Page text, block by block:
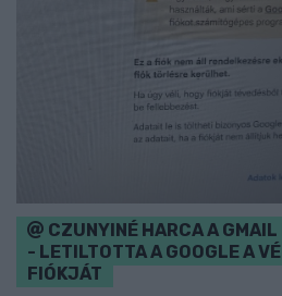
CZUNYINÉ HARCA A GMAIL
- LETILTOTTA A GOOGLE A
FIÓKJÁT